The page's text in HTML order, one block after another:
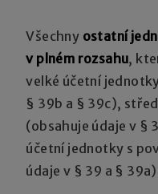
Všechny ostatní
v plném rozsahu,
velké účetní
§ 39b a § 39c),
(obsahuje údaje v §
účetní jednotky s
údaje v § 39 a §